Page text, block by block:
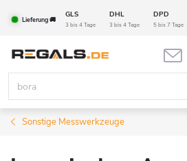
InhaltLieferung 🚚
GLS DHL DPD
3 bis 4 Tage 3 bis 4 Tage 5 bis 7 Tage
Sonstige Messwerkzeuge